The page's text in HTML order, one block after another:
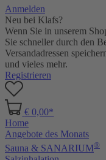
Anmelden
Neu bei Klafs?
Wenn Sie in unserem
Sie schneller durch den
Versandadressen
und vieles mehr.
Registrieren
€ 0,00*
Home
Angebote des Monats
Sauna & SANARIUM®